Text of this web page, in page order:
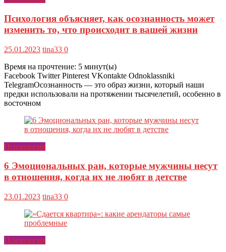
Психология объясняет, как осознанность может
изменить то, что происходит в вашей жизни
25.01.2023 tina33 0
Время на прочтение: 5 минут(ы)
Facebook Twitter Pinterest VKontakte Odnoklassniki
TelegramОсознанность — это образ жизни, который наши
предки использовали на протяжении тысячелетий, особенно в
восточном
Психология
6 Эмоциональных ран, которые мужчины несут
в отношения, когда их не любят в детстве
23.01.2023 tina33 0
Психология